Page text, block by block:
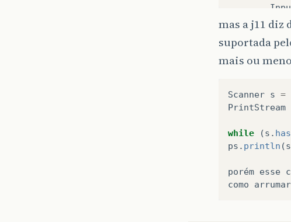
}
}
}
mas a j11 diz
suportada
mais ou
Scanner s =
PrintStream
while (s .
ps . println (s
porém esse
como
arrumar